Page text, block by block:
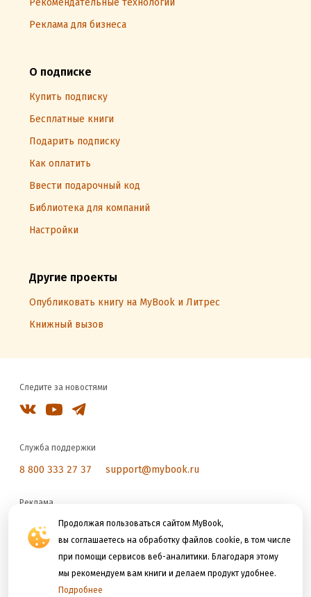
Продолжая пользоваться сайтом MyBook,
вы соглашаетесь на обработку файлов cookie, в том числе
при помощи сервисов веб-аналитики. Благодаря этому
мы рекомендуем вам книги и делаем продукт удобнее.
Подробнее
Рекомендательные технологии
Реклама для бизнеса
О подписке
Купить подписку
Бесплатные книги
Подарить подписку
Как оплатить
Ввести подарочный код
Библиотека для компаний
Настройки
Другие проекты
Опубликовать книгу на MyBook и Литрес
Книжный вызов
Следите за новостями
Служба поддержки
8 800 333 27 37 support@mybook.ru
Реклама
reklama@litres.ru
Мы принимаем к оплате